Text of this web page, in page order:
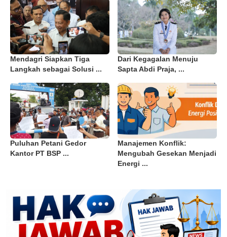
Mendagri Siapkan Tiga
Langkah sebagai Solusi ...
Dari Kegagalan Menuju
Sapta Abdi Praja, ...
Puluhan Petani Gedor
Kantor PT BSP ...
Manajemen Konflik:
Mengubah Gesekan Menjadi
Energi ...